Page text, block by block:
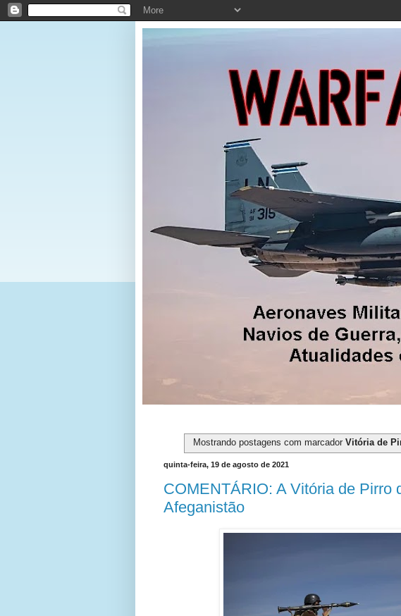
Mostrando postagens com marcador Vitória de
quinta-feira, 19 de agosto de 2021
COMENTÁRIO: A Vitória de Pirro
Afeganistão